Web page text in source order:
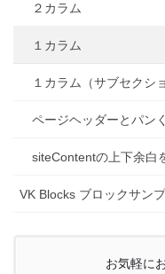
２カラム
１カラム
１カラム（サブセクシ
ページヘッダーとパン
siteContentの上下余白
VK Blocks ブロックサン
お気軽に